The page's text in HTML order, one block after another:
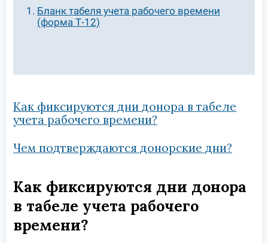
Бланк табеля учета рабочего времени
(форма Т-12)
Как фиксируются дни донора в табеле
учета рабочего времени?
Чем подтверждаются донорские дни?
Как фиксируются дни донора
в табеле учета рабочего
времени?